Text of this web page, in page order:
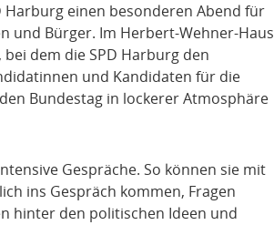
Harburg einen besonderen Abend für
und Bürger. Im Herbert-Wehner-Haus
dem die SPD Harburg den
und Kandidaten für die
Bundestag in lockerer Atmosphäre
Gespräche. So können sie mit
ins Gespräch kommen, Fragen
hinter den politischen Ideen und